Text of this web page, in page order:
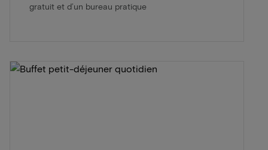
gratuit et d’un bureau pratique